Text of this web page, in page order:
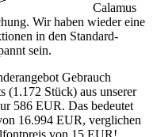
Calamus
Wir haben wieder eine
in den Standard-
sein.
Gebrauch
(1.172 Stück) aus unserer
586 EUR. Das bedeutet
16.994 EUR, verglichen